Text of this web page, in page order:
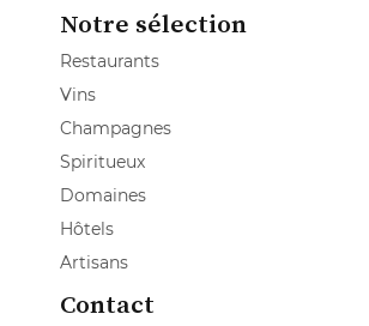
Notre sélection
Restaurants
Vins
Champagnes
Spiritueux
Domaines
Hôtels
Artisans
Contact